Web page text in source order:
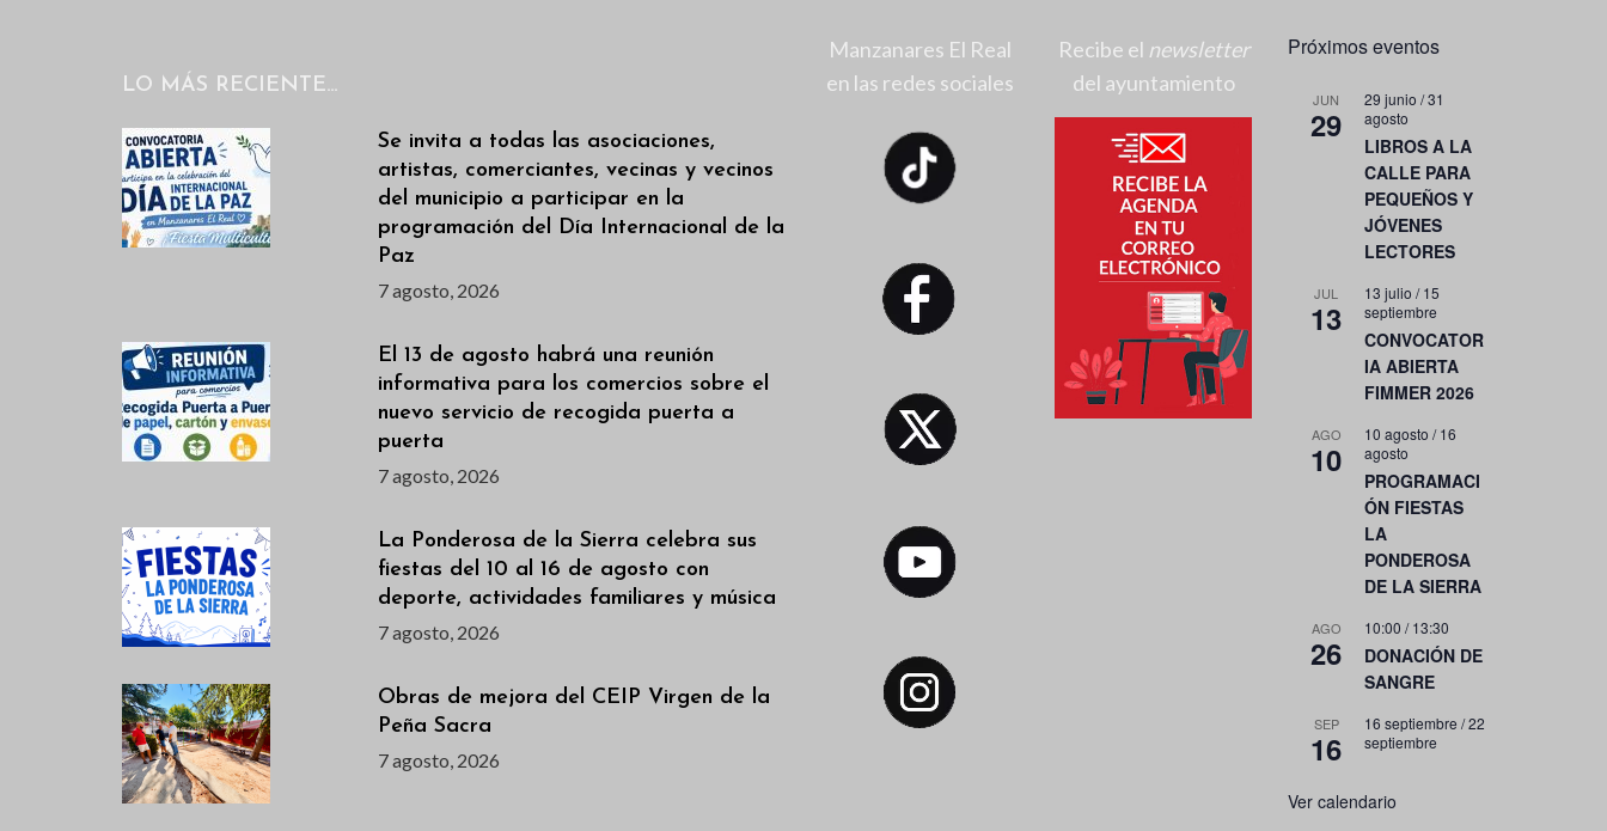
LO MÁS RECIENTE…
Se invita a todas las asociaciones,
artistas, comerciantes, vecinas y vecinos
del municipio a participar en la
programación del Día Internacional de la
Paz
7 agosto, 2026
El 13 de agosto habrá una reunión
informativa para los comercios sobre el
nuevo servicio de recogida puerta a
puerta
7 agosto, 2026
La Ponderosa de la Sierra celebra sus
fiestas del 10 al 16 de agosto con
deporte, actividades familiares y música
7 agosto, 2026
Obras de mejora del CEIP Virgen de la
Peña Sacra
7 agosto, 2026
Manzanares El Real
en las redes sociales
Recibe el newsletter
del ayuntamiento
Próximos eventos
JUN
29
29 junio /31
agosto
LIBROS A LA
CALLE PARA
PEQUEÑOS Y
JÓVENES
LECTORES
JUL
13
13 julio /15
septiembre
CONVOCATOR
IA ABIERTA
FIMMER 2026
AGO
10
10 agosto /16
agosto
PROGRAMACI
ÓN FIESTAS
LA
PONDEROSA
DE LA SIERRA
AGO
26
10:00 /13:30
DONACIÓN DE
SANGRE
SEP
16
16 septiembre /22
septiembre
Ver calendario